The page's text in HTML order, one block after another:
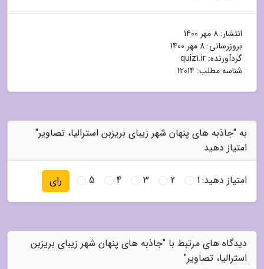
انتشار: 8 مهر 1400
بروزرسانی: 8 مهر 1400
گردآورنده: quiz1.ir
شناسه مطلب: 12014
به "جاذبه های پنهان شهر زیبای بریزبن استرالیا، تصاویر"
امتیاز دهید
امتیاز دهید:1
2
3
4
5 رای
دیدگاه های مرتبط با "جاذبه های پنهان شهر زیبای بریزبن
استرالیا، تصاویر"